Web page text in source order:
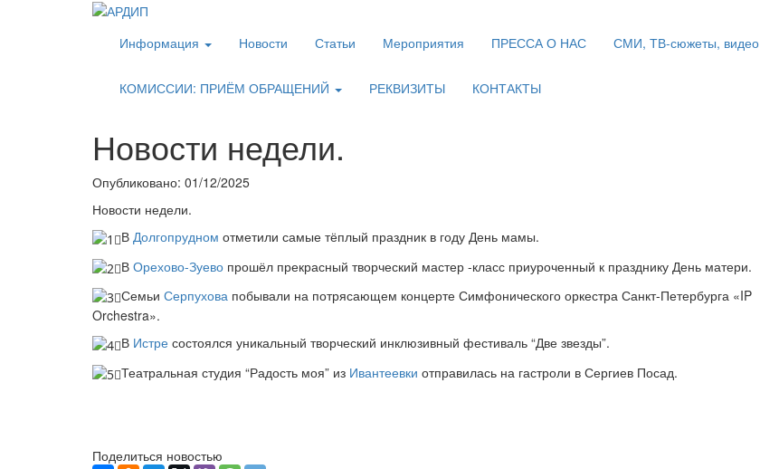
Информация Новости Статьи Мероприятия ПРЕССА О НАС СМИ, ТВ-сюжеты, видео
КОМИССИИ: ПРИЁМ ОБРАЩЕНИЙ РЕКВИЗИТЫ КОНТАКТЫ
Новости недели.
Опубликовано: 01/12/2025
Новости недели.
В Долгопрудном отметили самые тёплый праздник в году День мамы.
В Орехово-Зуево прошёл прекрасный творческий мастер -класс приуроченный к празднику День матери.
Семьи Серпухова побывали на потрясающем концерте Симфонического оркестра Санкт-Петербурга «IP
Orchestra».
В Истре состоялся уникальный творческий инклюзивный фестиваль “Две звезды”.
Театральная студия “Радость моя” из Ивантеевки отправилась на гастроли в Сергиев Посад.
Поделиться новостью